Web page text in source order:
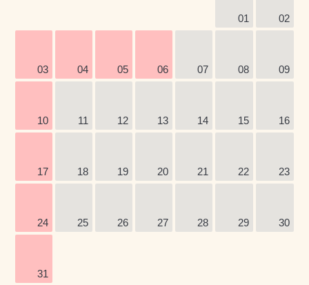
01 02
03 04 05 06 07 08 09
10 11 12 13 14 15 16
17 18 19 20 21 22 23
24 25 26 27 28 29 30
31